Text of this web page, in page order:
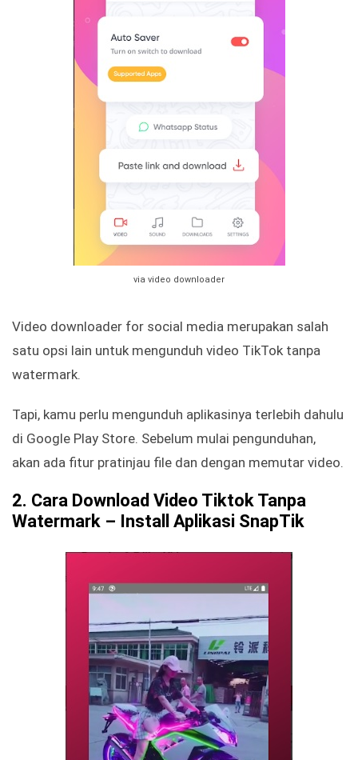
via video downloader
Video downloader for social media merupakan salah
satu opsi lain untuk mengunduh video TikTok tanpa
watermark.
Tapi, kamu perlu mengunduh aplikasinya terlebih dahulu
di Google Play Store. Sebelum mulai pengunduhan,
akan ada fitur pratinjau file dan dengan memutar video.
2. Cara Download Video Tiktok Tanpa
Watermark – Install Aplikasi SnapTik